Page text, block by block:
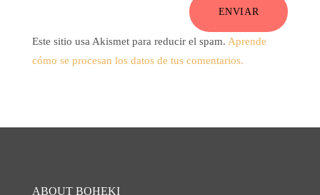
ENVIAR
Este sitio usa Akismet para reducir el spam. Aprende
cómo se procesan los datos de tus comentarios.
ABOUT BOHEKI